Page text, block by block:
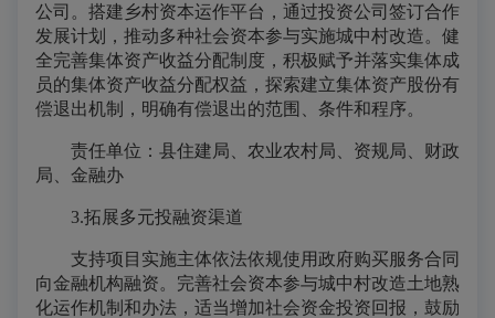
公司。搭建乡村资本运作平台，通过投资公司签订合作
发展计划，推动多种社会资本参与实施城中村改造。健
全完善集体资产收益分配制度，积极赋予并落实集体成
员的集体资产收益分配权益，探索建立集体资产股份有
偿退出机制，明确有偿退出的范围、条件和程序。
责任单位：县住建局、农业农村局、资规局、财政
局、金融办
3.拓展多元投融资渠道
支持项目实施主体依法依规使用政府购买服务合同
向金融机构融资。完善社会资本参与城中村改造土地熟
化运作机制和办法，适当增加社会资金投资回报，鼓励